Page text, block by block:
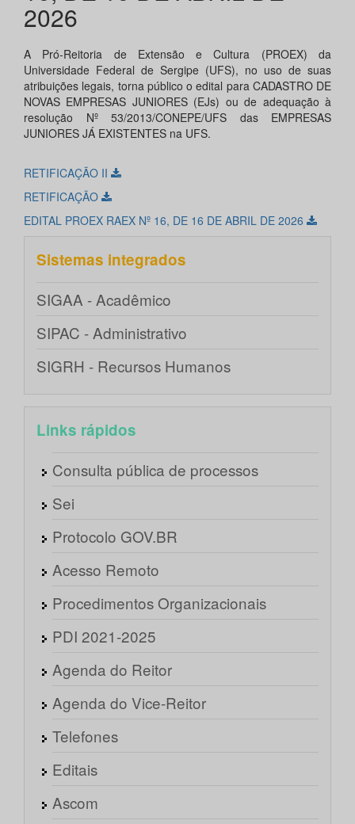
2026
A Pró-Reitoria de Extensão e Cultura (PROEX) da
Universidade Federal de Sergipe (UFS), no uso de suas
atribuições legais, torna público o edital para CADASTRO DE
NOVAS EMPRESAS JUNIORES (EJs) ou de adequação à
resolução Nº 53/2013/CONEPE/UFS das EMPRESAS
JUNIORES JÁ EXISTENTES na UFS.
RETIFICAÇÃO II
RETIFICAÇÃO
EDITAL PROEX RAEX Nº 16, DE 16 DE ABRIL DE 2026
Sistemas integrados
SIGAA - Acadêmico
SIPAC - Administrativo
SIGRH - Recursos Humanos
Links rápidos
Consulta pública de processos
Sei
Protocolo GOV.BR
Acesso Remoto
Procedimentos Organizacionais
PDI 2021-2025
Agenda do Reitor
Agenda do Vice-Reitor
Telefones
Editais
Ascom